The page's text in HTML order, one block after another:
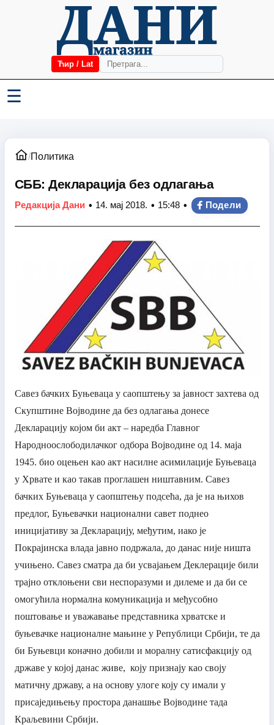
Ћир / Lat
☰
/Политика
СББ: Декларација без одлагања
Редакција Дани • 14. мај 2018. • 15:48 • Подели
Савез бачких Буњеваца у саопштењу за јавност захтева од
Скупштине Војводине да без одлагања донесе
Декларацију којом би акт – наредба Главног
Народноослободилачког одбора Војводине од 14. маја
1945. био оцењен као акт насилне асимилације Буњеваца
у Хрвате и као такав проглашен ништавним. Савез
бачких Буњеваца у саопштењу подсећа, да је на њихов
предлог, Буњевачки национални савет поднео
иницијативу за Декларацију, међутим, иако је
Покрајинска влада јавно подржала, до данас није ништа
учињено. Савез сматра да би усвајањем Деклерације били
трајно отклоњени сви неспоразуми и дилеме и да би се
омогућила нормална комуникација и међусобно
поштовање и уважавање представника хрватске и
буњевачке националне мањине у Републици Србији, те да
би Буњевци коначно добили и моралну сатисфакцију од
државе у којој данас живе, коју признају као своју
матичну државу, а на основу улоге коју су имали у
присаједињењу простора данашње Војводине тада
Краљевини Србији.